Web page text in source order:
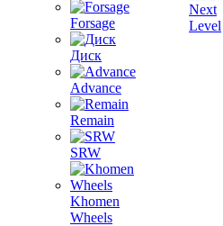
Forsage
Диск
Advance
Remain
SRW
Khomen
Wheels
Next
Level